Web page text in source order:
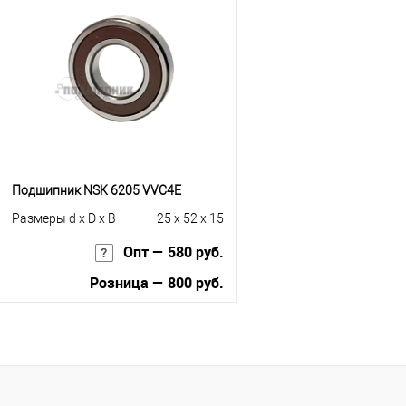
Купить в 1 клик
К сравнению
В избранное
Под заказ
Подшипник NSK 6205 VVC4E
Размеры d x D x B
25 x 52 x 15
Опт — 580 руб.
Розница — 800 руб.